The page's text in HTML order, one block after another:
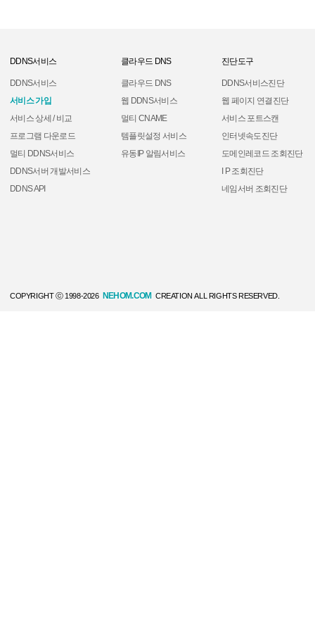
DDNS서비스 클라우드 DNS 진단도구
DDNS서비스 클라우드 DNS
DDNS서비스진단
서비스 가입
웹 DDNS서비스
웹 페이지 연결진단
서비스 상세 / 비교
멀티 CNAME
서비스 포트스캔
프로그램 다운로드
템플릿설정 서비스
인터넷속도진단
멀티 DDNS서비스
유동IP 알림서비스
도메인레코드 조회진단
DDNS서버 개발서비스
I P 조회진단
DDNS API
네임서버 조회진단
COPYRIGHT ⓒ 1998-2026 NEHOM.COM CREATION ALL RIGHTS RESERVED.